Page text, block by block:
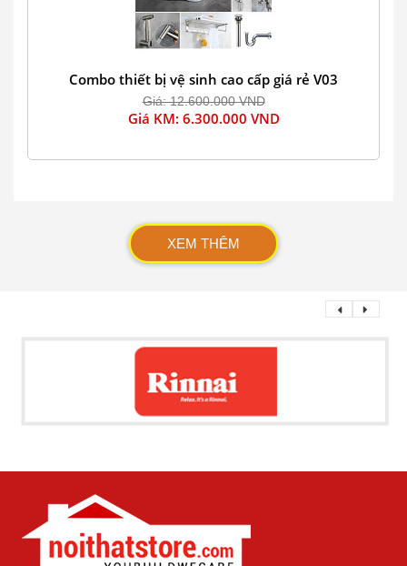
Combo thiết bị vệ sinh cao cấp giá rẻ V03
Giá: 12.600.000 VND
Giá KM: 6.300.000 VND
XEM THÊM